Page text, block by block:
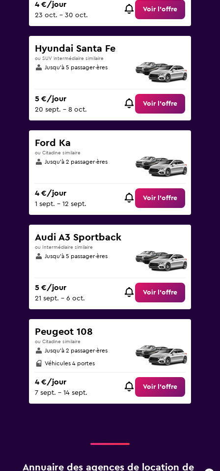
4 €/jour
23 oct. - 30 oct.
Voir l’offre
Hyundai Santa Fe
ou SUV intermédiaire similaire
Jusqu’à 5 passager·ères
5 €/jour
20 sept. - 8 oct.
Voir l’offre
Ford Ka
ou Citadine similaire
Jusqu’à 2 passager·ères
4 €/jour
1 sept. - 12 sept.
Voir l’offre
Audi A3 Sportback
ou Intermédiaire similaire
Jusqu’à 5 passager·ères
5 €/jour
21 sept. - 6 oct.
Voir l’offre
Peugeot 108
ou Citadine similaire
Jusqu’à 2 passager·ères
Véhicules 4 portes
4 €/jour
7 sept. - 14 sept.
Voir l’offre
Annuaire des agences de location de